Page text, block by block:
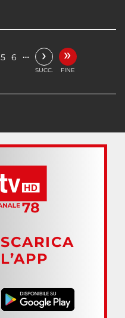
5 6 … ›
SUCC.
»
FINE
SCARICA
L’APP